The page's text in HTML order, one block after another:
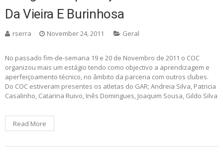
Da Vieira E Burinhosa
rserra November 24, 2011 Geral
No passado fim-de-semana 19 e 20 de Novembro de 2011 o COC
organizou mais um estágio tendo como objectivo a aprendizagem e
aperfeiçoamento técnico, no âmbito da parceria com outros clubes.
Do COC estiveram presentes os atletas do GAR; Andreia Silva, Patricia
Casalinho, Catarina Ruivo, Inês Domingues, Joaquim Sousa, Gildo Silva
Read More